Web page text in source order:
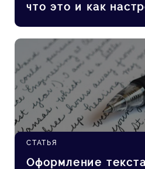
что это и как
СТАТЬЯ
Оформление